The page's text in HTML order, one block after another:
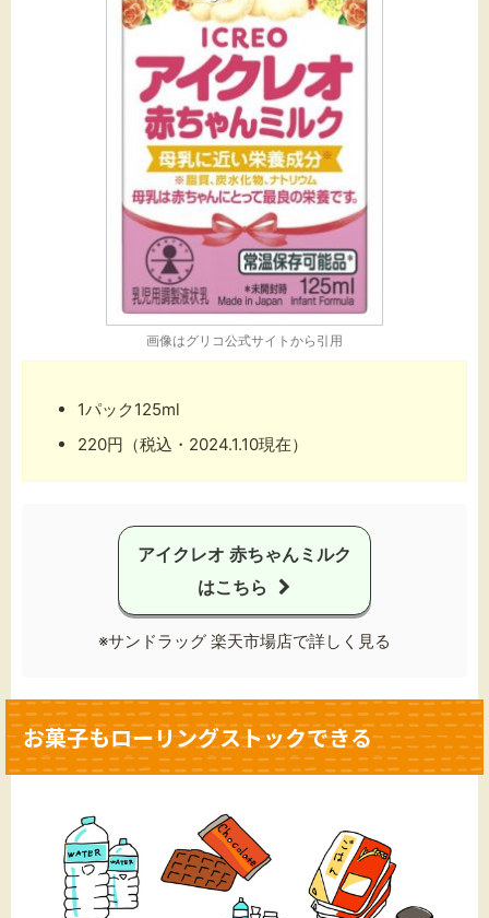
画像はグリコ公式サイト から引用
1パック125ml
220円（税込・2024.1.10現在）
アイクレオ 赤ちゃんミルク
はこちら
※サンドラッグ 楽天市場店で詳しく見る
お菓子もローリングストックできる